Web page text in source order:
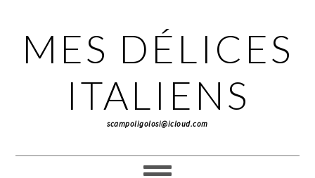
navigation
contenu
principal
barre
MES DÉLICES
ITALIENS
scampoligolosi@icloud.com